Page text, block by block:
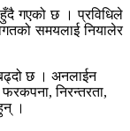
गएको छ । प्रविधिले
समयलाई नियालेर
छ । अनलाईन
निरन्तरता,
।